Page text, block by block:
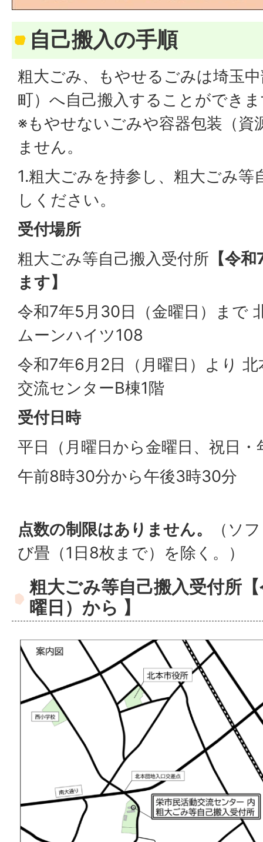
自己搬入の手順
粗大ごみ、もやせるごみは埼玉
町）へ自己搬入することができ
※もやせないごみや容器包装（資
ません。
1.粗大ごみを持参し、粗大ごみ等
しください。
受付場所
粗大ごみ等自己搬入受付所 【令
ます】
令和7年5月30日（金曜日）まで
ムーンハイツ108
令和7年6月2日（月曜日）より
交流センターB棟1階
受付日時
平日（月曜日から金曜日、祝日
午前8時30分から午後3時30分
点数の制限はありません。
（ソ
び畳（1日8枚まで）を除く。）
粗大ごみ等自己搬入受付所
曜日）から 】